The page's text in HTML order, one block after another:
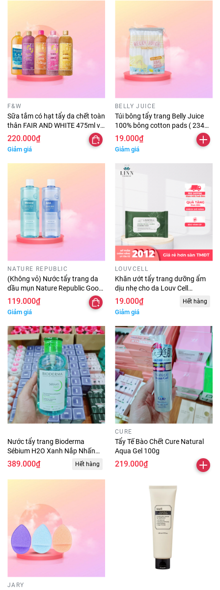
F&W
Sữa tắm có hạt tẩy da chết toàn
thân FAIR AND WHITE 475ml và
940ml giúp làm sạch F&W Pháp
chính hãng
220.000₫
Giảm giá
BELLY JUICE
Túi bông tẩy trang Belly Juice
100% bông cotton pads ( 234
miếng )
19.000₫
Giảm giá
NATURE REPUBLIC
(Không vỏ) Nước tẩy trang da
dầu mụn Nature Republic Good
Skin Cleansing Water AHA -
Mineral 500ml chính hãng
119.000₫
Giảm giá
LOUVCELL
Khăn ướt tẩy trang dưỡng ẩm
dịu nhẹ cho da Louv Cell
Original Natural Calming
Cleansing Tissue 10 tờ
19.000₫ Hết hàng
Giảm giá
Nước tẩy trang Bioderma
Sébium H2O Xanh Nắp Nhấn
500ml
389.000₫ Hết hàng
CURE
Tẩy Tế Bào Chết Cure Natural
Aqua Gel 100g
219.000₫
JARY